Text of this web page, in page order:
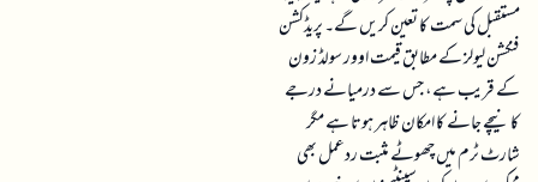
مستقبل کی سمت کا تعین کریں گے۔ پریڈکشن
فنکشن لیولز کے مطابق قیمت اوور سولڈ زون
کے قریب ہے، جس سے درمیانے درجے
کا نیچے جانے کا امکان ظاہر ہوتا ہے مگر
شارٹ ٹرم میں چھوٹے مثبت ردعمل بھی